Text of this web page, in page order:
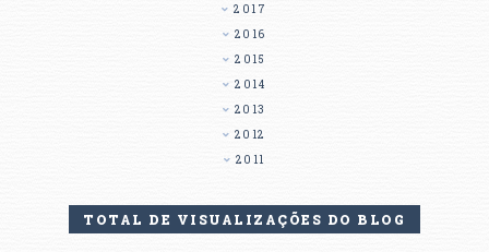
2017
2016
2015
2014
2013
2012
2011
TOTAL DE VISUALIZAÇÕES DO BLOG